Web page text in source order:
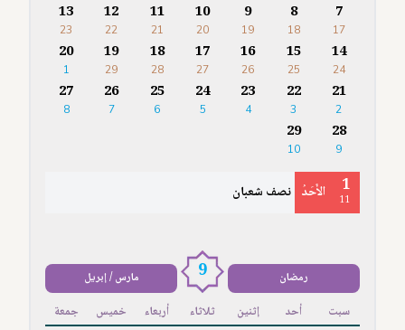
7
17
8
18
9
19
10
20
11
21
12
22
13
23
14
24
15
25
16
26
17
27
18
28
19
29
20
1
21
2
22
3
23
4
24
5
25
6
26
7
27
8
28
9
29
10
1
11 الأَحَدُ نصف شعبان
رمضان 9 مارس / إبريل
سبت أحد إثنين ثلاثاء أربعاء خميس جمعة